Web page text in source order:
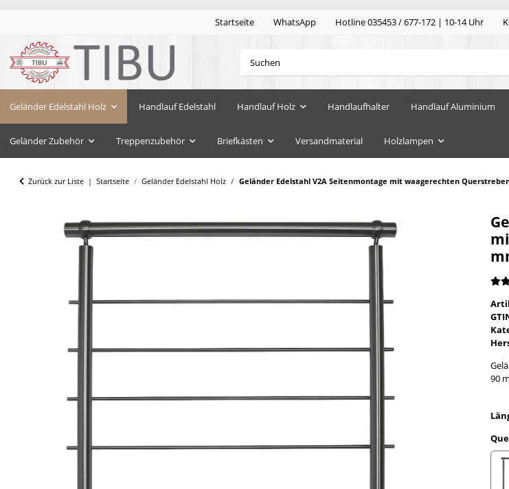
Startseite WhatsApp Hotline 035453 / 677-172 | 10-14 Uhr
Geländer Edelstahl Holz Handlauf Edelstahl Handlauf Holz Handlaufhalter Handlauf Aluminium
Geländer Zubehör Treppenzubehör Briefkästen Versandmaterial Holzlampen
Zurück zur Liste Startseite Geländer Edelstahl Holz Geländer Edelstahl V2A Seitenmontage mit waagerechten
90